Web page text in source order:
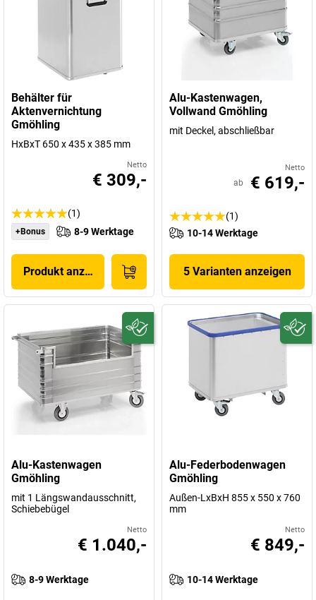
Behälter für
Aktenvernichtung
Gmöhling
HxBxT 650 x 435 x 385 mm
Netto
€ 309,-
(1)
+Bonus 8-9 Werktage
Produkt anzeigen
Alu-Kastenwagen,
Vollwand Gmöhling
mit Deckel, abschließbar
Netto
ab € 619,-
(1)
10-14 Werktage
5 Varianten anzeigen
Alu-Kastenwagen
Gmöhling
mit 1 Längswandausschnitt,
Schiebebügel
Netto
€ 1.040,-
8-9 Werktage
Alu-Federbodenwagen
Gmöhling
Außen-LxBxH 855 x 550 x 760
mm
Netto
€ 849,-
10-14 Werktage